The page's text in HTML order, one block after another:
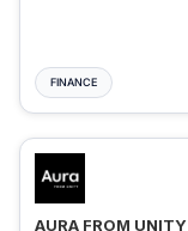
FINANCE
AURA FROM UNITY